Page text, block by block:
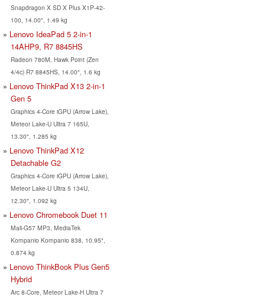
Snapdragon X SD X Plus X1P-42-
100, 14.00", 1.49 kg
Lenovo IdeaPad 5 2-in-1
14AHP9, R7 8845HS
Radeon 780M, Hawk Point (Zen
4/4c) R7 8845HS, 14.00", 1.6 kg
Lenovo ThinkPad X13 2-in-1
Gen 5
Graphics 4-Core iGPU (Arrow Lake),
Meteor Lake-U Ultra 7 165U,
13.30", 1.285 kg
Lenovo ThinkPad X12
Detachable G2
Graphics 4-Core iGPU (Arrow Lake),
Meteor Lake-U Ultra 5 134U,
12.30", 1.092 kg
Lenovo Chromebook Duet 11
Mali-G57 MP3, MediaTek
Kompanio Kompanio 838, 10.95",
0.874 kg
Lenovo ThinkBook Plus Gen5
Hybrid
Arc 8-Core, Meteor Lake-H Ultra 7